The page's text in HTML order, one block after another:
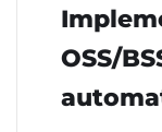
OSS/